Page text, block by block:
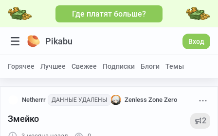
Где платят больше?
Pikabu Вход
Горячее Лучшее Свежее Подписки Блоги Темы
Netherrr ДАННЫЕ УДАЛЕНЫ Zenless Zone Zero
Змейко 2